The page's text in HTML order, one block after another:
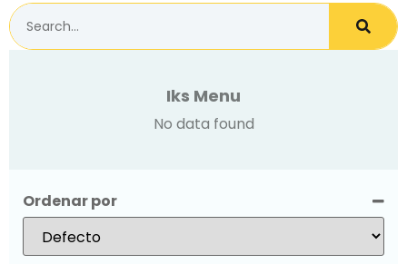
Iks Menu
No data found
Ordenar por
Sort Products